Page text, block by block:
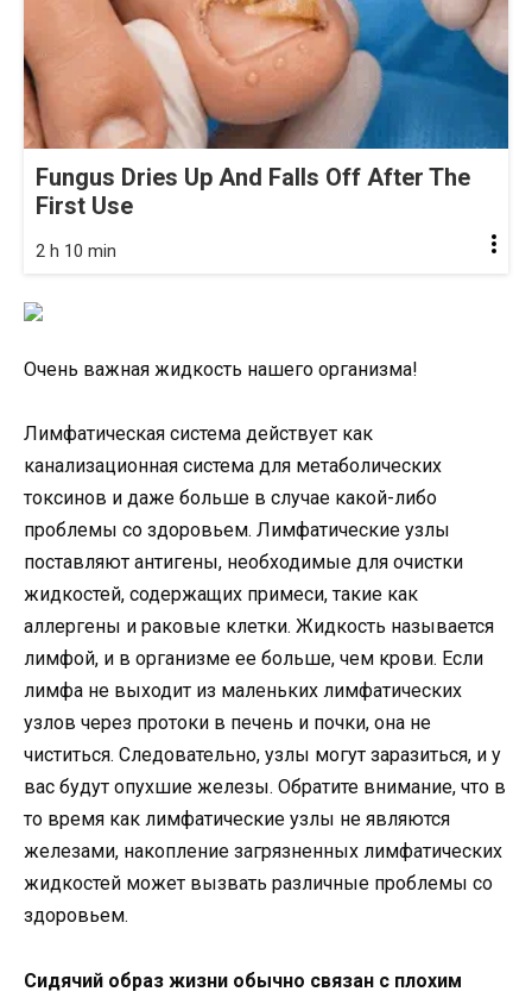
Fungus Dries Up And Falls Off After The
First Use
2 h 10 min
Очень важная жидкость нашего организма!
Лимфатическая система действует как
канализационная система для метаболических
токсинов и даже больше в случае какой-либо
проблемы со здоровьем. Лимфатические узлы
поставляют антигены, необходимые для очистки
жидкостей, содержащих примеси, такие как
аллергены и раковые клетки. Жидкость называется
лимфой, и в организме ее больше, чем крови. Если
лимфа не выходит из маленьких лимфатических
узлов через протоки в печень и почки, она не
чиститься. Следовательно, узлы могут заразиться, и у
вас будут опухшие железы. Обратите внимание, что в
то время как лимфатические узлы не являются
железами, накопление загрязненных лимфатических
жидкостей может вызвать различные проблемы со
здоровьем.
Сидячий образ жизни обычно связан с плохим